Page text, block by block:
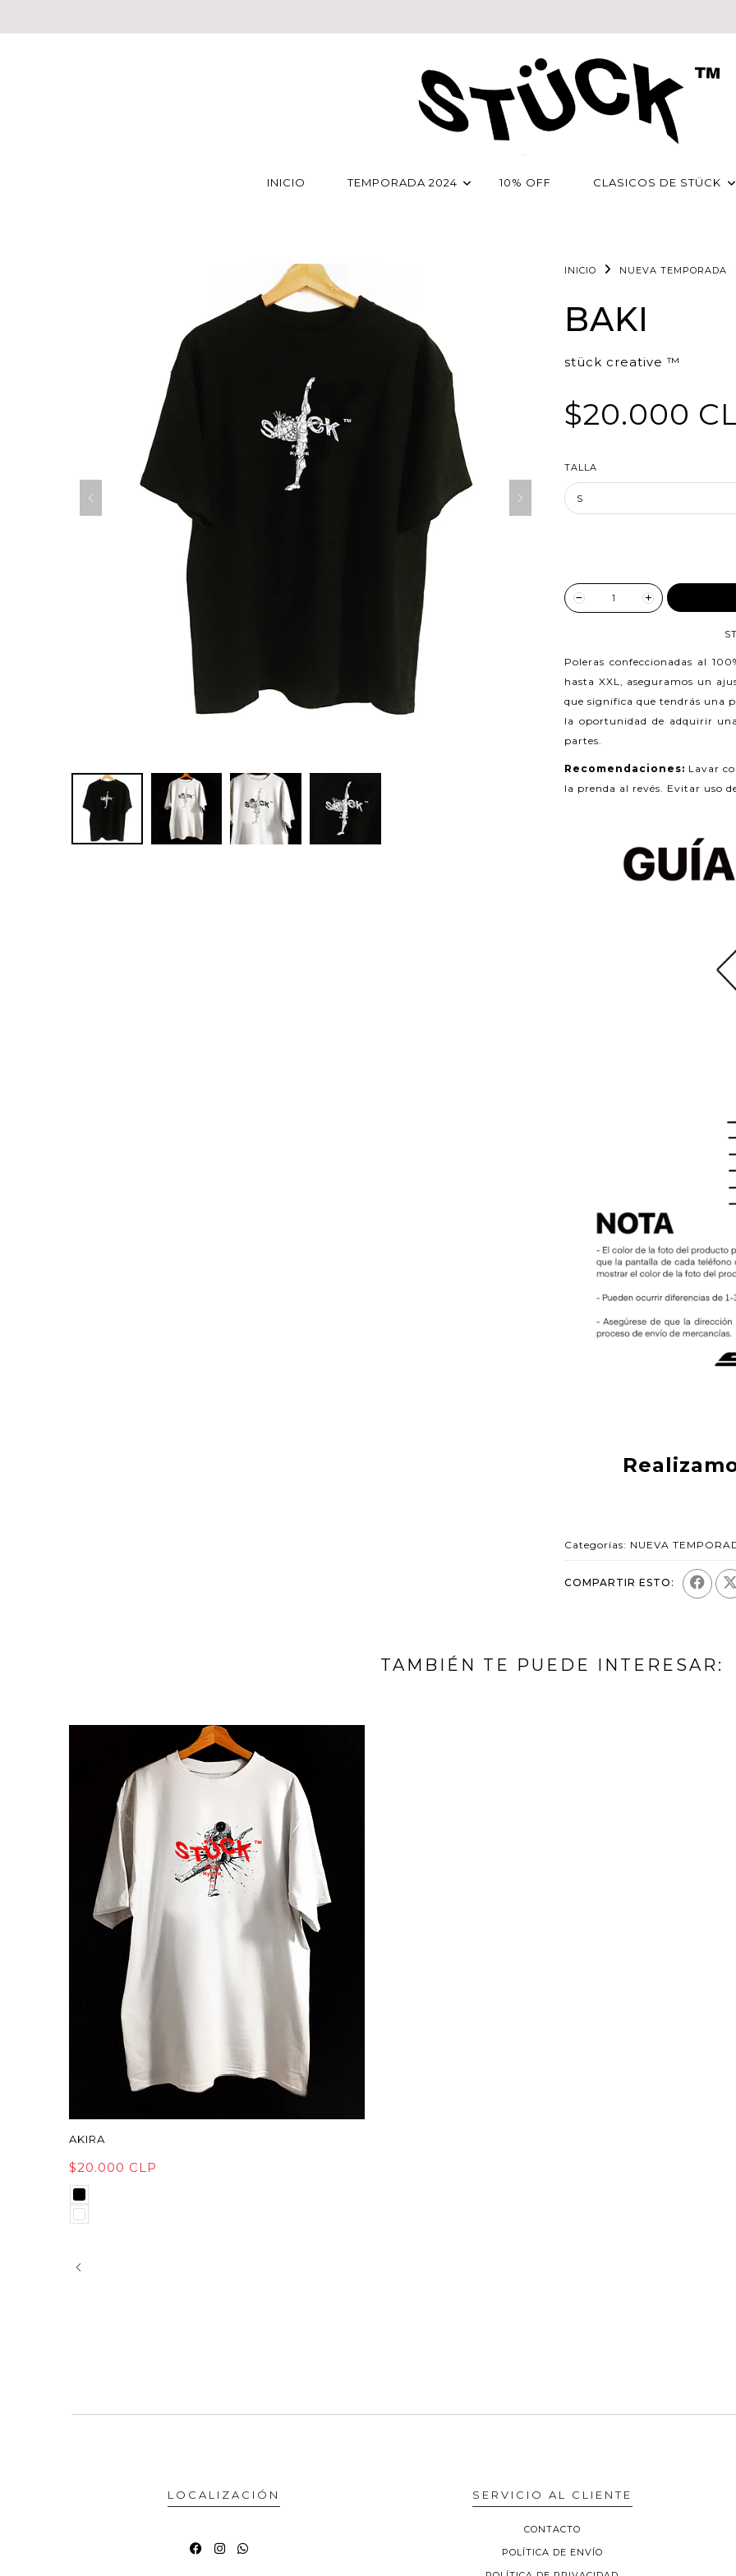
INICIO TEMPORADA 2024 10% OFF CLASICOS DE STÜCK
INICIO NUEVA TEMPORADA
BAKI
stück creative ™
$20.000
TALLA
Poleras confeccionadas al
hasta XXL, aseguramos un
que significa que tendrás una
la oportunidad de adquirir
partes.
Recomendaciones: Lavar
la prenda al revés. Evitar uso
Categorías: NUEVA
COMPARTIR ESTO:
TAMBIÉN TE PUEDE INTERESAR:
AKIRA
$20.000 CLP
LOCALIZACIÓN SERVICIO AL CLIENTE
CONTACTO
POLÍTICA DE ENVÍO